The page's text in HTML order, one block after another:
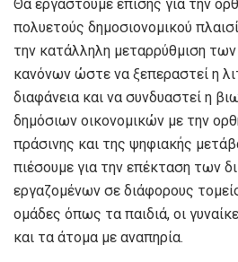
Θα εργαστούμε επίσης για την
πολυετούς δημοσιονομικού
την κατάλληλη μεταρρύθμιση
κανόνων ώστε να ξεπεραστεί η
διαφάνεια και να συνδυαστεί η
δημόσιων οικονομικών με την
πράσινης και της ψηφιακής
πιέσουμε για την επέκταση των
εργαζομένων σε διάφορους
ομάδες όπως τα παιδιά, οι
και τα άτομα με αναπηρία.